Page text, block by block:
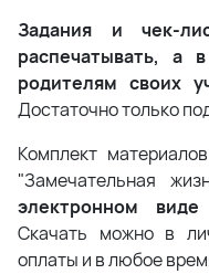
Задания и чек-
распечатывать, а
родителям своих
Достаточно только
Комплект
"Замечательная
электронном виде
Скачать можно в
оплаты и в любое